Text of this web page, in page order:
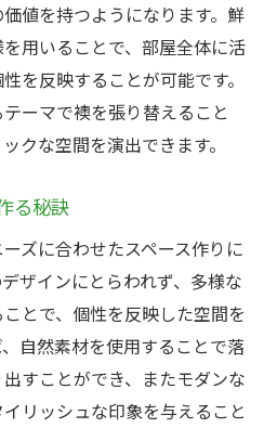
値を持つようになります。鮮
用いることで、部屋全体に活
を反映することが可能です。
ーマで襖を張り替えること
クな空間を演出できます。
る秘訣
ズに合わせたスペース作りに
ザインにとらわれず、多様な
とで、個性を反映した空間を
自然素材を使用することで落
すことができ、またモダンな
リッシュな印象を与えること